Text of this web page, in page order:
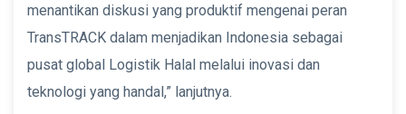
menantikan diskusi yang produktif mengenai peran
TransTRACK dalam menjadikan Indonesia sebagai
pusat global Logistik Halal melalui inovasi dan
teknologi yang handal,” lanjutnya.